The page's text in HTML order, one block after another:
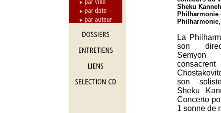
Sheku
Philharmonie
La
son
son
Sheku
Concerto
1 sonne de